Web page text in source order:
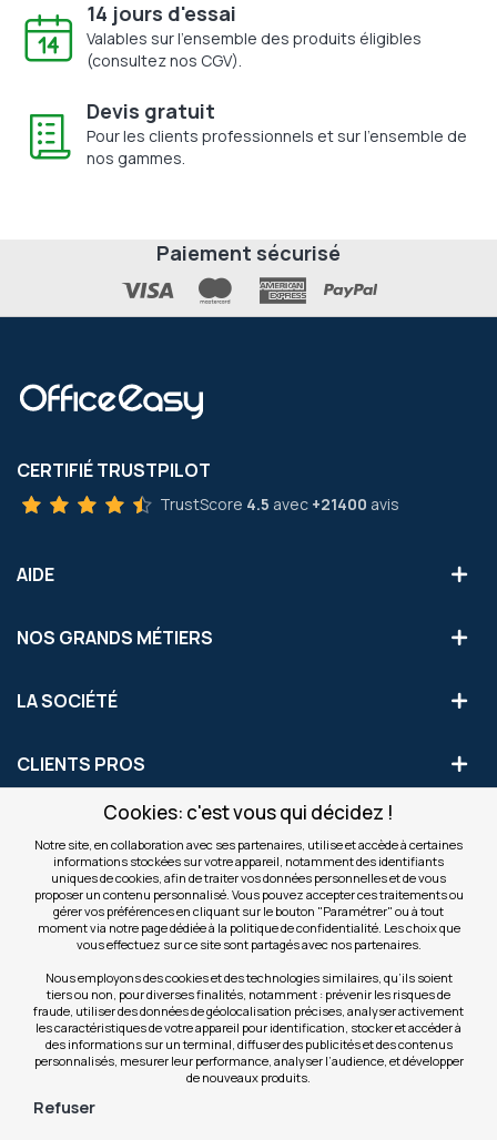
Cookies: c'est vous qui décidez !
Notre site, en collaboration avec ses partenaires, utilise et accède à certaines
informations stockées sur votre appareil, notamment des identifiants
uniques de cookies, afin de traiter vos données personnelles et de vous
proposer un contenu personnalisé. Vous pouvez accepter ces traitements ou
gérer vos préférences en cliquant sur le bouton "Paramétrer" ou à tout
moment via notre page dédiée à la politique de confidentialité. Les choix que
vous effectuez sur ce site sont partagés avec nos partenaires.
Nous employons des cookies et des technologies similaires, qu’ils soient
tiers ou non, pour diverses finalités, notamment : prévenir les risques de
fraude, utiliser des données de géolocalisation précises, analyser activement
les caractéristiques de votre appareil pour identification, stocker et accéder à
des informations sur un terminal, diffuser des publicités et des contenus
personnalisés, mesurer leur performance, analyser l’audience, et développer
de nouveaux produits.
Refuser
14 jours d'essai
Valables sur l'ensemble des produits éligibles
(consultez nos CGV).
Devis gratuit
Pour les clients professionnels et sur l'ensemble de
nos gammes.
Paiement sécurisé
CERTIFIÉ TRUSTPILOT
TrustScore 4.5 avec +21400 avis
AIDE
NOS GRANDS MÉTIERS
LA SOCIÉTÉ
CLIENTS PROS
S'INSCRIRE AUX OFFRES COMMERCIALES
Inscription
notre
newsletter
Valider
NOS SITES